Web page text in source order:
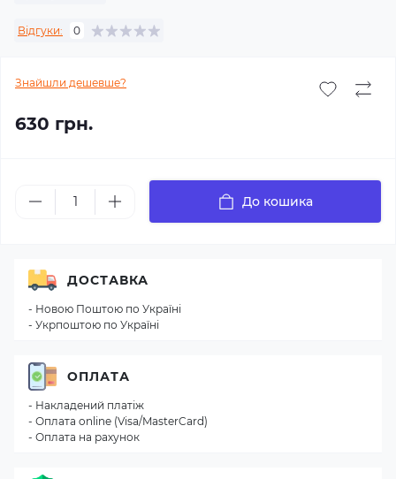
Відгуки: 0
Знайшли дешевше?
630 грн.
До кошика
ДОСТАВКА
- Новою Поштою по Україні
- Укрпоштою по Україні
ОПЛАТА
- Накладений платіж
- Оплата online (Visa/MasterCard)
- Оплата на рахунок